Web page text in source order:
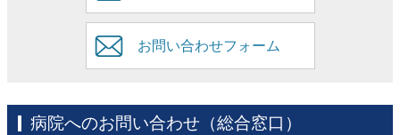
お問い合わせフォーム
病院へのお問い合わせ（総合窓口）